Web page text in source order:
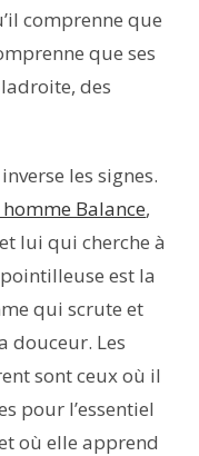
comprenne que
que ses
des
les signes.
Balance,
lui qui cherche à
est la
qui scrute et
douceur. Les
sont ceux où il
pour l’essentiel
où elle apprend